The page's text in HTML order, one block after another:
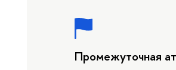
Промежуточная